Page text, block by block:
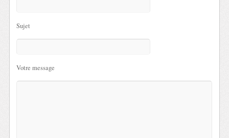
Sujet
Votre message